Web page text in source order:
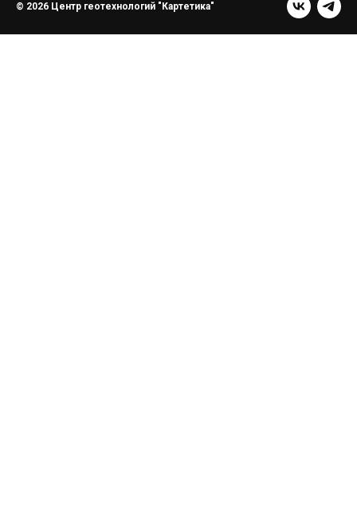
© 2026 Центр геотехнологий "Картетика"